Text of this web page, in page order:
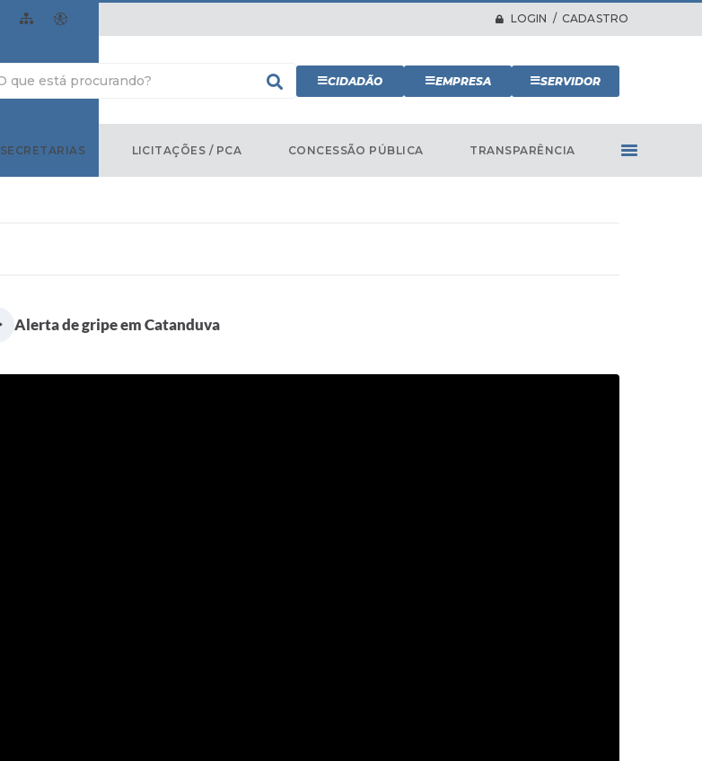
LOGIN / CADASTRO
CIDADÃO EMPRESA SERVIDOR
SECRETARIAS LICITAÇÕES / PCA CONCESSÃO PÚBLICA TRANSPARÊNCIA
Alerta de gripe em Catanduva